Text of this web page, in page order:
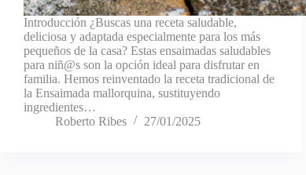
Introducción ¿Buscas una receta saludable,
deliciosa y adaptada especialmente para los más
pequeños de la casa? Estas ensaimadas saludables
para niñ@s son la opción ideal para disfrutar en
familia. Hemos reinventado la receta tradicional de
la Ensaimada mallorquina, sustituyendo
ingredientes…
Roberto Ribes
27/01/2025